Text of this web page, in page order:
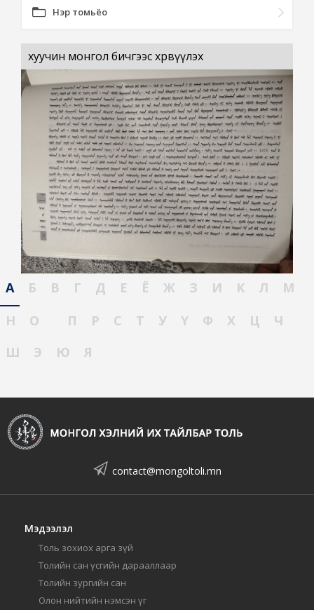
Нэр томьёо
хуучин монгол бичгээс хөрвүүлэх
А Б В Г Д Е Ё Ж З И К Л
М
Н
О П Р С Т У Ү Ф Х Ц
Ч
Ш
Э Ю Я
contact@mongoltoli.mn
Мэдээлэл
Толь зохиох арга зүй
Толийн сан үсгийн дарааллаар
Толийн зургийн сан
Олон нийтийн нэмсэн үг